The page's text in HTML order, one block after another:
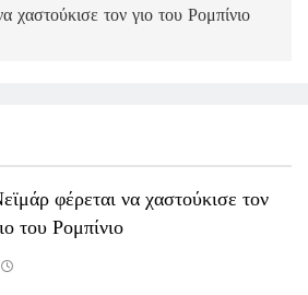
χαστούκισε τον γιο του Ρομπίνιο
φέρεται να χαστούκισε τον
του Ρομπίνιο